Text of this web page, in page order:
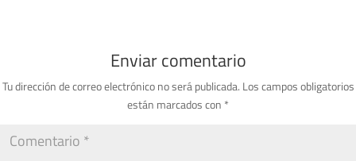
Enviar comentario
Tu dirección de correo electrónico no será publicada. Los campos obligatorios
están marcados con *